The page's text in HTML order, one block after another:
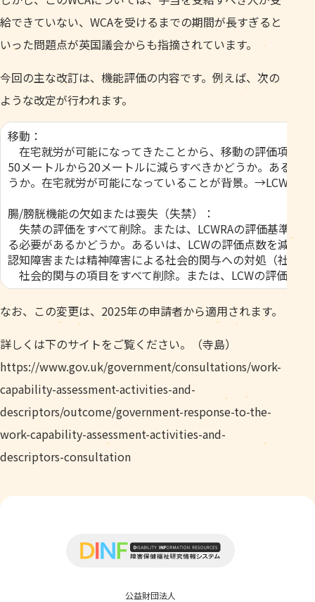
給できていない、WCAを受けるまでの期間が長すぎると
いった問題点が英国議会からも指摘されています。
今回の主な改訂は、機能評価の内容です。例えば、次の
ような改定が行われます。
移動：
在宅就労が可能になってきたことから、移動の評価項目
50メートルから20メートルに減らすべきかどうか。あるい
うか。在宅就労が可能になっていることが背景。→LCWRA
腸/膀胱機能の欠如または喪失（失禁）：
失禁の評価をすべて削除。または、LCWRAの評価基準を
る必要があるかどうか。あるいは、LCWの評価点数を減ら
認知障害または精神障害による社会的関与への対処（社会
社会的関与の項目をすべて削除。または、LCWの評価点
なお、この変更は、2025年の申請者から適用されます。
詳しくは下のサイトをご覧ください。（寺島）
https://www.gov.uk/government/consultations/work-
capability-assessment-activities-and-
descriptors/outcome/government-response-to-the-
work-capability-assessment-activities-and-
descriptors-consultation
公益財団法人